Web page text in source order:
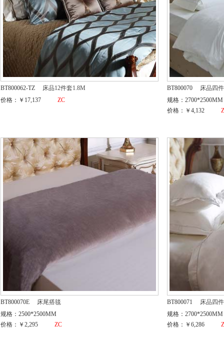
BT800062-TZ
床品12件套1.8M
价格：￥17,137
ZC
BT800070
床品四
规格：2700*2500MM
价格：￥4,132
BT800070E
床尾搭毯
规格：2500*2500MM
价格：￥2,295
ZC
BT800071
床品四
规格：2700*2500MM
价格：￥6,286